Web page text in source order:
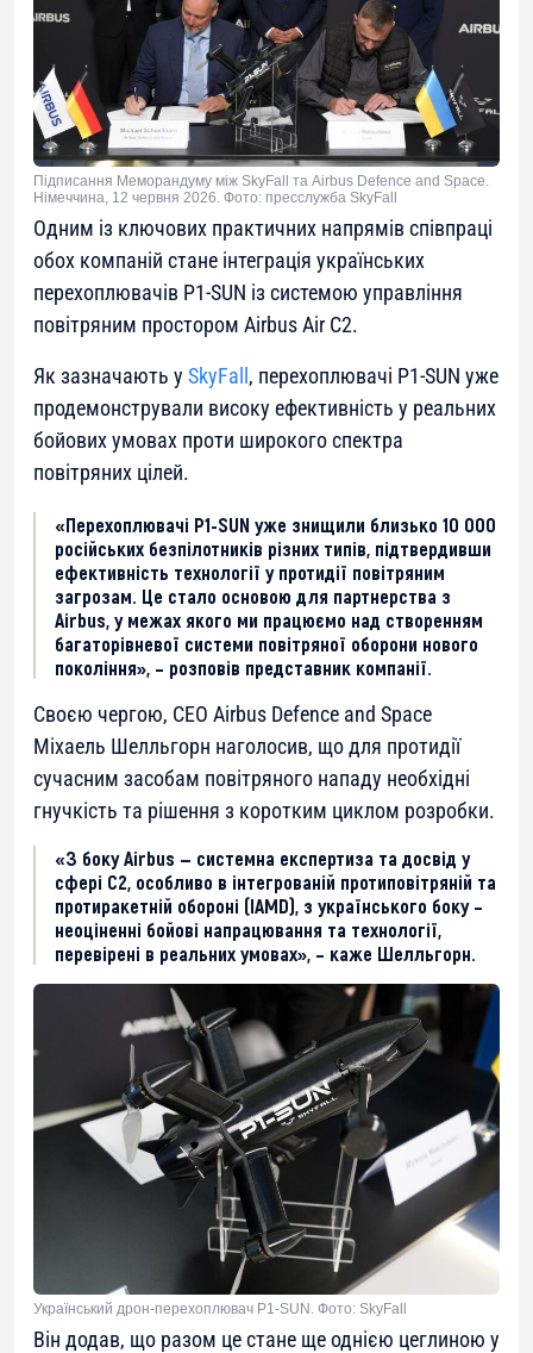
Підписання Меморандуму між SkyFall та Airbus Defence and Space.
Німеччина, 12 червня 2026. Фото: пресслужба SkyFall
Одним із ключових практичних напрямів співпраці
обох компаній стане інтеграція українських
перехоплювачів P1-SUN із системою управління
повітряним простором Airbus Air C2.
Як зазначають у SkyFall, перехоплювачі P1-SUN уже
продемонстрували високу ефективність у реальних
бойових умовах проти широкого спектра
повітряних цілей.
«Перехоплювачі P1-SUN уже знищили близько 10 000
російських безпілотників різних типів, підтвердивши
ефективність технології у протидії повітряним
загрозам. Це стало основою для партнерства з
Airbus, у межах якого ми працюємо над створенням
багаторівневої системи повітряної оборони нового
покоління», – розповів представник компанії.
Своєю чергою, CEO Airbus Defence and Space
Міхаель Шелльгорн наголосив, що для протидії
сучасним засобам повітряного нападу необхідні
гнучкість та рішення з коротким циклом розробки.
«З боку Airbus — системна експертиза та досвід у
сфері C2, особливо в інтегрованій протиповітряній та
протиракетній обороні (IAMD), з українського боку –
неоціненні бойові напрацювання та технології,
перевірені в реальних умовах», – каже Шелльгорн.
Український дрон-перехоплювач P1-SUN. Фото: SkyFall
Він додав, що разом це стане ще однією цеглиною у